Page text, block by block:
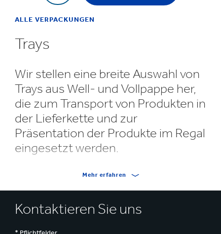
ALLE VERPACKUNGEN
Trays
Wir stellen eine breite Auswahl von
Trays aus Well- und Vollpappe her,
die zum Transport von Produkten in
der Lieferkette und zur
Präsentation der Produkte im Regal
eingesetzt werden.
Die Trays werden gemäß Ihren Anforderungen
Verpackungsstraßen modifiziert werden.
gehandhabt werden können. Zudem bieten sie
Mehr erfahren
Kontaktieren Sie uns